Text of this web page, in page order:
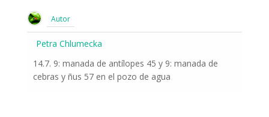
Autor
Petra Chlumecka
14.7. 9: manada de antílopes 45 y 9: manada de
cebras y ñus 57 en el pozo de agua